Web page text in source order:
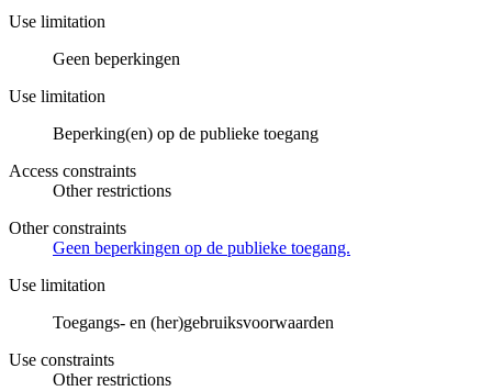
Use limitation
Geen beperkingen
Use limitation
Beperking(en) op de publieke toegang
Access constraints
Other restrictions
Other constraints
Geen beperkingen op de publieke toegang.
Use limitation
Toegangs- en (her)gebruiksvoorwaarden
Use constraints
Other restrictions